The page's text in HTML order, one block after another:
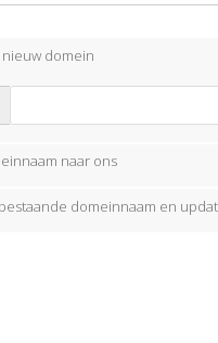
domein
naar ons
domeinnaam en